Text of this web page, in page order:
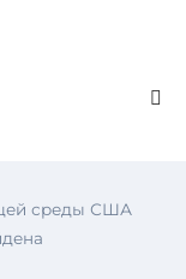
среды США